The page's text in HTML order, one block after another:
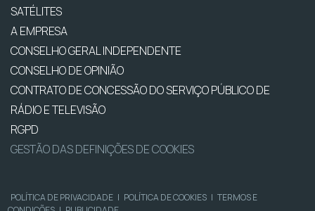
SATÉLITES
A EMPRESA
CONSELHO GERAL INDEPENDENTE
CONSELHO DE OPINIÃO
CONTRATO DE CONCESSÃO DO SERVIÇO PÚBLICO DE
RÁDIO E TELEVISÃO
RGPD
GESTÃO DAS DEFINIÇÕES DE COOKIES
POLÍTICA DE PRIVACIDADE | POLÍTICA DE COOKIES | TERMOS E